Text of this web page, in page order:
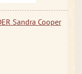
Sandra Cooper